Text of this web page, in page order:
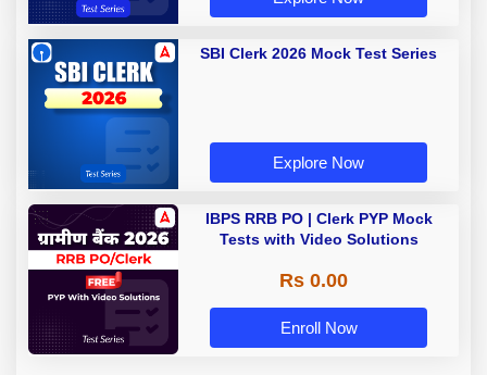
SBI Clerk 2026 Mock Test Series
Explore Now
IBPS RRB PO | Clerk PYP Mock
Tests with Video Solutions
Rs 0.00
Enroll Now